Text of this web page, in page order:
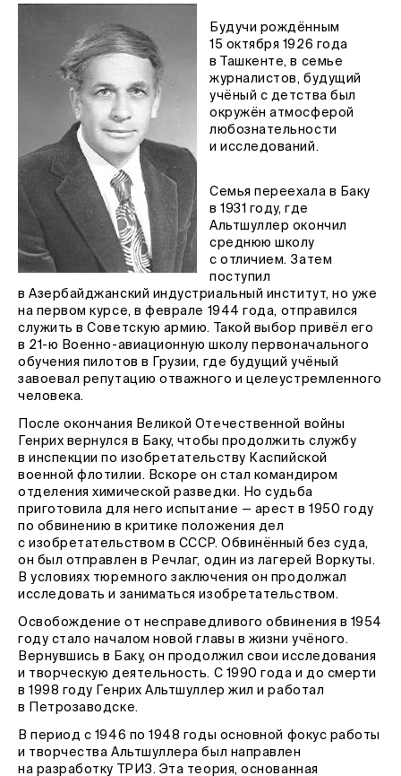
Будучи рождённым
15 октября 1926 года
в Ташкенте, в семье
журналистов, будущий
учёный с детства был
окружён атмосферой
любознательности
и исследований.
Семья переехала в Баку
в 1931 году, где
Альтшуллер окончил
среднюю школу
с отличием. Затем
поступил
в Азербайджанский индустриальный институт, но уже
на первом курсе, в феврале 1944 года, отправился
служить в Советскую армию. Такой выбор привёл его
в 21-ю Военно-авиационную школу первоначального
обучения пилотов в Грузии, где будущий учёный
завоевал репутацию отважного и целеустремленного
человека.
После окончания Великой Отечественной войны
Генрих вернулся в Баку, чтобы продолжить службу
в инспекции по изобретательству Каспийской
военной флотилии. Вскоре он стал командиром
отделения химической разведки. Но судьба
приготовила для него испытание — арест в 1950 году
по обвинению в критике положения дел
с изобретательством в СССР. Обвинённый без суда,
он был отправлен в Речлаг, один из лагерей Воркуты.
В условиях тюремного заключения он продолжал
исследовать и заниматься изобретательством.
Освобождение от несправедливого обвинения в 1954
году стало началом новой главы в жизни учёного.
Вернувшись в Баку, он продолжил свои исследования
и творческую деятельность. С 1990 года и до смерти
в 1998 году Генрих Альтшуллер жил и работал
в Петрозаводске.
В период с 1946 по 1948 годы основной фокус работы
и творчества Альтшуллера был направлен
на разработку ТРИЗ. Эта теория, основанная